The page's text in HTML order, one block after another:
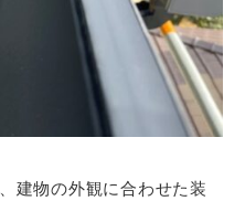
建物の外観に合わせた装